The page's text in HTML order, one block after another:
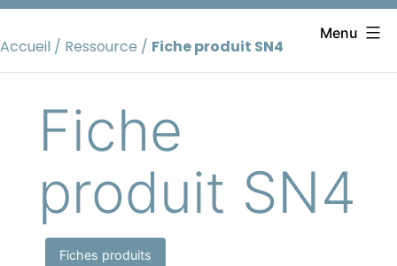
Aller
contenu
Menu
Accueil / Ressource / Fiche produit SN4
Fiche
produit SN4
Fiches produits